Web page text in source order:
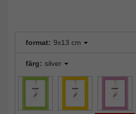
format: 9x13 cm
färg: silver